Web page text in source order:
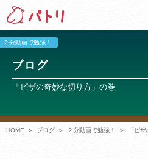
２分動画で勉強！
ブログ
「ピザの奇妙な切り方」の巻
HOME ブログ ２分動画で勉強！ 「ピ